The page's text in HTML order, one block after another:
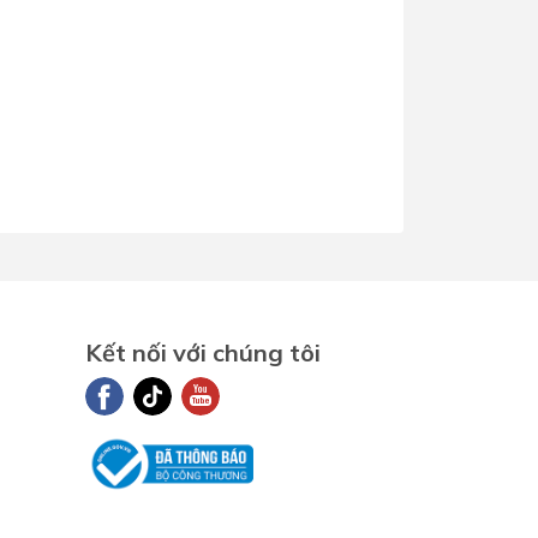
Kết nối với chúng tôi